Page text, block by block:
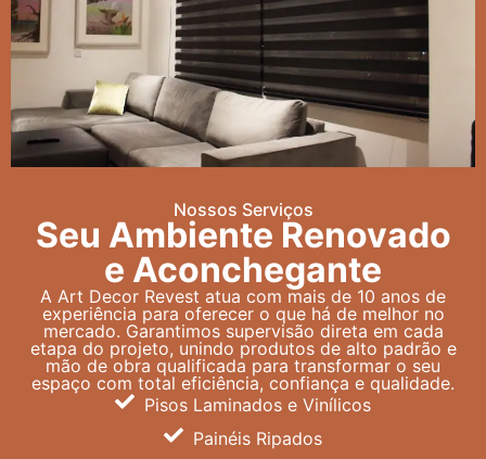
Nossos Serviços
Seu Ambiente Renovado
e Aconchegante
A Art Decor Revest atua com mais de 10 anos de
experiência para oferecer o que há de melhor no
mercado. Garantimos supervisão direta em cada
etapa do projeto, unindo produtos de alto padrão e
mão de obra qualificada para transformar o seu
espaço com total eficiência, confiança e qualidade.
Pisos Laminados e Vinílicos
Painéis Ripados